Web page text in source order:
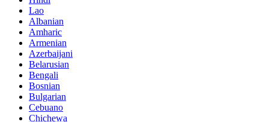
Lao
Albanian
Amharic
Armenian
Azerbaijani
Belarusian
Bengali
Bosnian
Bulgarian
Cebuano
Chichewa